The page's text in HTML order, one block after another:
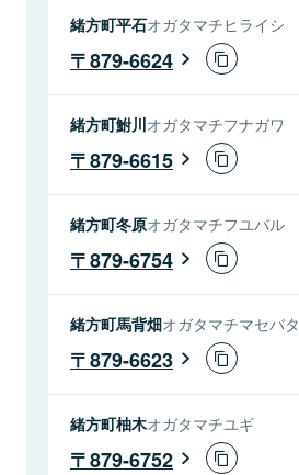
緒方町平石オガタマチヒライシ
879-6624
緒方町鮒川オガタマチフナガワ
879-6615
緒方町冬原オガタマチフユバル
879-6754
緒方町馬背畑オガタマチマセバタ
879-6623
緒方町柚木オガタマチユギ
879-6752